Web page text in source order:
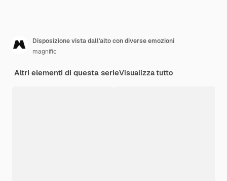
Disposizione vista dall'alto con diverse emozioni
magnific
Altri elementi di questa serieVisualizza tutto